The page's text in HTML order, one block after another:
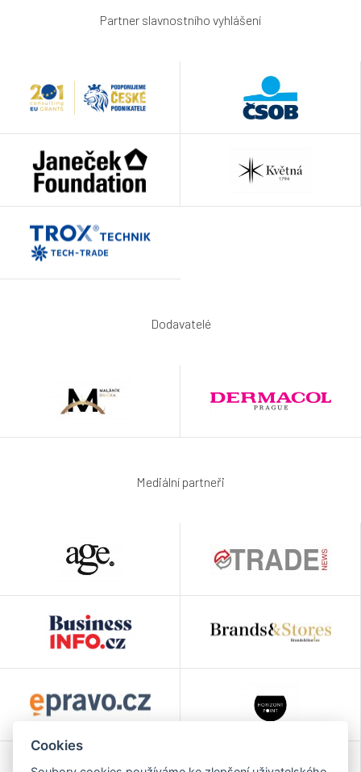
Partner slavnostního vyhlášení
Dodavatelé
Mediální partneři
Cookies